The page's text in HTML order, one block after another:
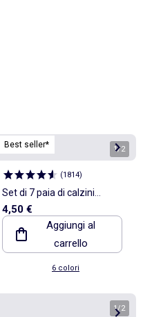
Best seller* 1/2
(1814)
Set di 7 paia di calzini
invisibili
4,50 €
Aggiungi al
carrello
6 colori
1/2